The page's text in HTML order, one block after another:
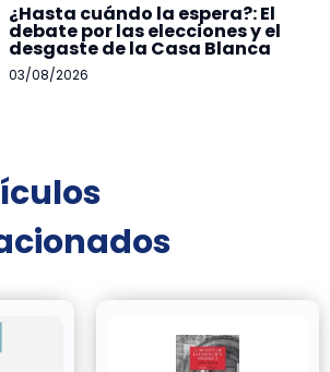
¿Hasta cuándo la espera?: El
debate por las elecciones y el
desgaste de la Casa Blanca
03/08/2026